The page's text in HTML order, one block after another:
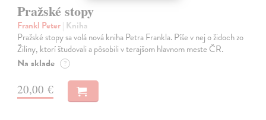
Pražské stopy
Frankl Peter| Kniha
Pražské stopy sa volá nová kniha Petra Frankla. Píše v nej o židoch zo
Žiliny, ktorí študovali a pôsobili v terajšom hlavnom meste ČR.
Na sklade ?
20,00 €